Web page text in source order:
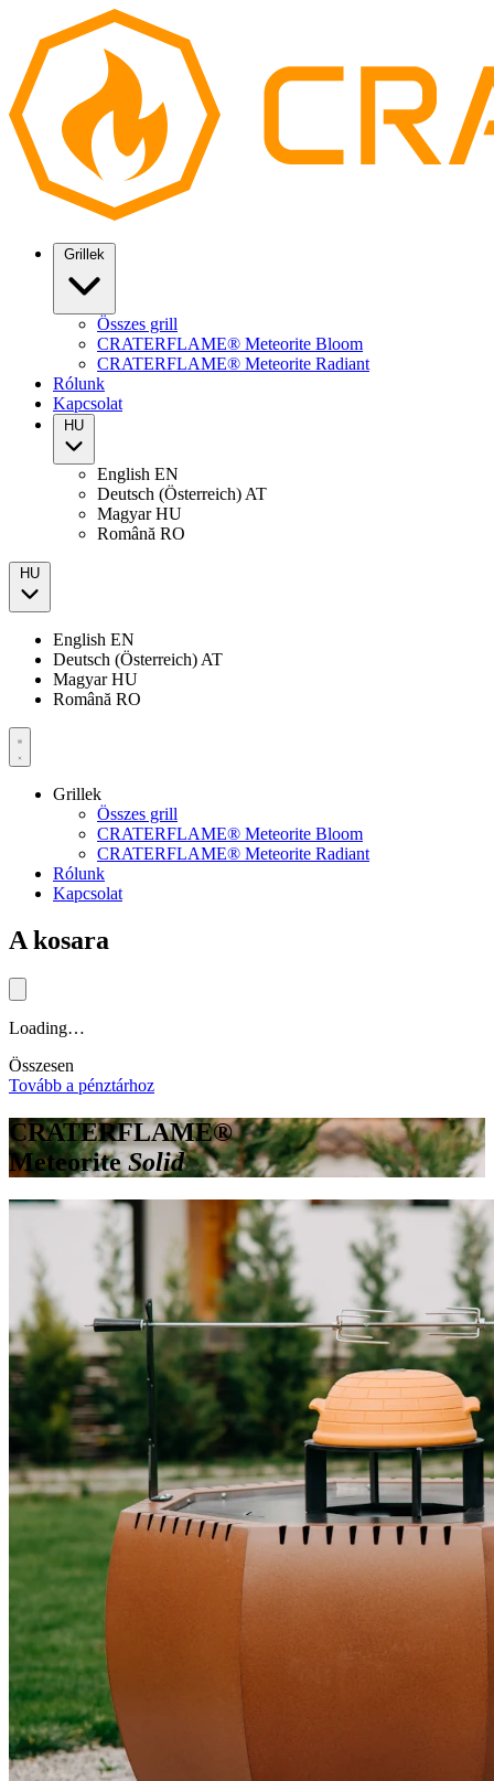
Összes grill
CRATERFLAME® Meteorite Bloom
CRATERFLAME® Meteorite Radiant
Rólunk
Kapcsolat
HU
English EN
Deutsch (Österreich) AT
Magyar HU
Română RO
HU
English EN
Deutsch (Österreich) AT
Magyar HU
Română RO
Grillek
Összes grill
CRATERFLAME® Meteorite Bloom
CRATERFLAME® Meteorite Radiant
Rólunk
Kapcsolat
A kosara
Loading…
Összesen
Tovább a pénztárhoz
CRATERFLAME®
MeteoriteSolid